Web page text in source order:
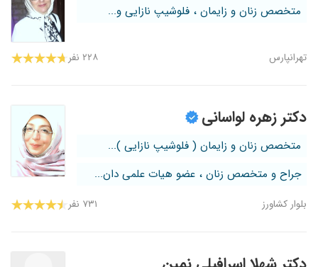
متخصص زنان و زایمان ، فلوشیپ نازایی و...
تهرانپارس ۲۲۸ نفر
دکتر زهره لواسانی
متخصص زنان و زایمان ( فلوشیپ نازایی )...
جراح و متخصص زنان ، عضو هیات علمی دان...
بلوار کشاورز ۷۳۱ نفر